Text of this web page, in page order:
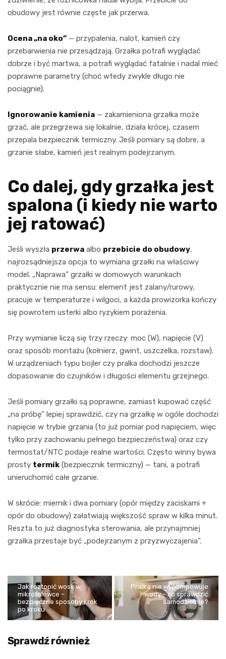
obudowy jest równie częste jak przerwa.
Ocena „na oko” — przypalenia, nalot, kamień czy
przebarwienia nie przesądzają. Grzałka potrafi wyglądać
dobrze i być martwa, a potrafi wyglądać fatalnie i nadal mieć
poprawne parametry (choć wtedy zwykle długo nie
pociągnie).
Ignorowanie kamienia — zakamieniona grzałka może
grzać, ale przegrzewa się lokalnie, działa krócej, czasem
przepala bezpiecznik termiczny. Jeśli pomiary są dobre, a
grzanie słabe, kamień jest realnym podejrzanym.
Co dalej, gdy grzałka jest
spalona (i kiedy nie warto
jej ratować)
Jeśli wyszła przerwa albo przebicie do obudowy,
najrozsądniejsza opcja to wymiana grzałki na właściwy
model. „Naprawa” grzałki w domowych warunkach
praktycznie nie ma sensu: element jest zalany/rurowy,
pracuje w temperaturze i wilgoci, a każda prowizorka kończy
się powrotem usterki albo ryzykiem porażenia.
Przy wymianie liczą się trzy rzeczy: moc (W), napięcie (V)
oraz sposób montażu (kołnierz, gwint, uszczelka, rozstaw).
W urządzeniach typu bojler czy pralka dochodzi jeszcze
dopasowanie do czujników i długości elementu grzejnego.
Jeśli pomiary grzałki są poprawne, zamiast kupować część
„na próbę” lepiej sprawdzić, czy na grzałkę w ogóle dochodzi
napięcie w trybie grzania (to już pomiar pod napięciem, więc
tylko przy zachowaniu pełnego bezpieczeństwa) oraz czy
termostat/NTC podaje realne wartości. Często winny bywa
prosty termik (bezpiecznik termiczny) — tani, a potrafi
unieruchomić całe grzanie.
W skrócie: miernik i dwa pomiary (opór między zaciskami +
opór do obudowy) załatwiają większość spraw w kilka minut.
Reszta to już diagnostyka sterowania, ale przynajmniej
grzałka przestaje być „podejrzanym z przyzwyczajenia”.
Jak roztopić wosk w
mikrofalówce –
bezpieczne sposoby krok
po kroku
Pralka nie wypompowuje
wody – co sprawdzić
samodzielnie?
Sprawdź również